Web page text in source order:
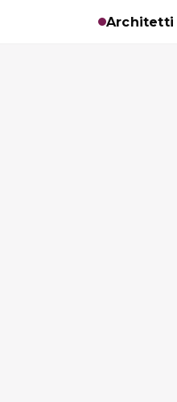
Architetti